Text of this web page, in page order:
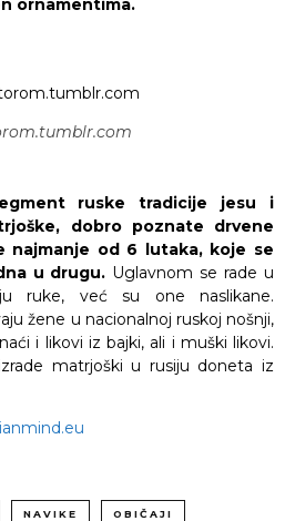
ornamentima.
ruske tradicije jesu i
dobro poznate drvene
najmanje od 6 lutaka, koje se
u drugu. Uglavnom se rade u
ruke, već su one naslikane.
žene u nacionalnoj ruskoj nošnji,
i likovi iz bajki, ali i muški likovi.
matrjoški u rusiju doneta iz
NAVIKE OBIČAJI